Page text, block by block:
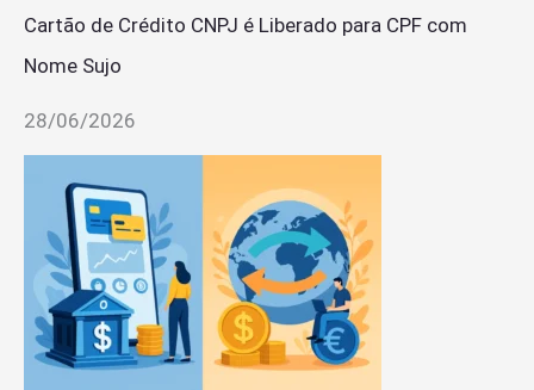
Cartão de Crédito CNPJ é Liberado para CPF com
Nome Sujo
28/06/2026